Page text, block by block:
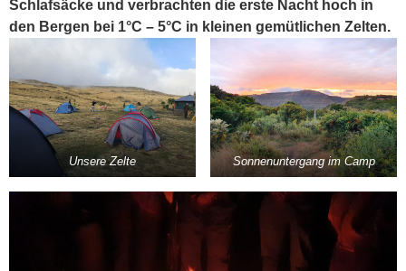
Schlafsäcke und verbrachten die erste Nacht hoch in
den Bergen bei 1°C – 5°C in kleinen gemütlichen Zelten.
Unsere Zelte Sonnenuntergang im Camp